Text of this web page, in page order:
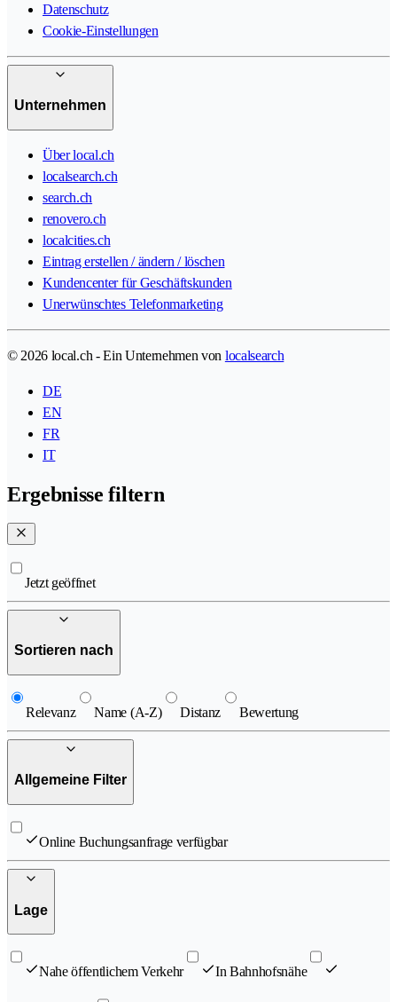
Datenschutz
Cookie-Einstellungen
Unternehmen
Über local.ch
localsearch.ch
search.ch
renovero.ch
localcities.ch
Eintrag erstellen / ändern / löschen
Kundencenter für Geschäftskunden
Unerwünschtes Telefonmarketing
© 2026 local.ch - Ein Unternehmen von localsearch
DE
EN
FR
IT
Ergebnisse filtern
Jetzt geöffnet
Sortieren nach
Relevanz Name (A-Z) Distanz Bewertung
Allgemeine Filter
Online Buchungsanfrage verfügbar
Lage
Nahe öffentlichem Verkehr In Bahnhofsnähe